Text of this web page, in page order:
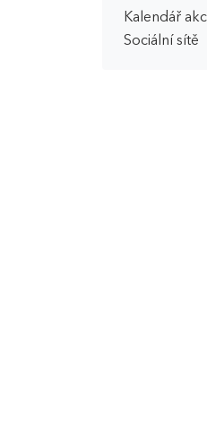
Kalendář
Sociální sítě